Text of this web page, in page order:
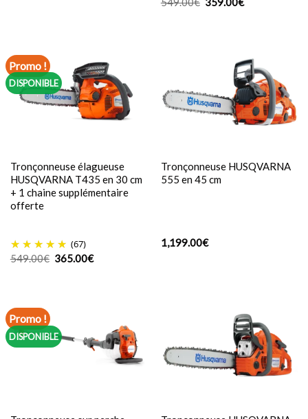
prix
prix
Promo !
DISPONIBLE
Tronçonneuse élagueuse
HUSQVARNA T435 en 30 cm
+ 1 chaine supplémentaire
offerte
(67)
549.00€ Le
prix
365.00€Le
prix
Tronçonneuse HUSQVARNA
555 en 45 cm
1,199.00€
Promo !
DISPONIBLE